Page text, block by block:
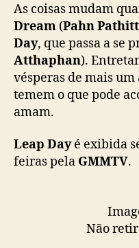
As coisas mudam
Dream (Pahn
Day, que passa a se
Atthaphan).
vésperas de mais
temem o que pode
amam.
Leap Dayé exibida
feiras pela GMMTV.
Não